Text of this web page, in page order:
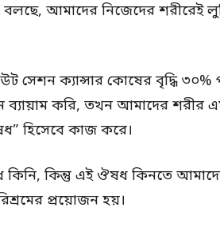
বলছে, আমাদের নিজেদের
সেশন ক্যান্সার কোষের বৃদ্ধি ৩০%
করি, তখন আমাদের শরীর
হিসেবে কাজ করে।
কিনি, কিন্তু এই ঔষধ কিনতে
প্রয়োজন হয়।